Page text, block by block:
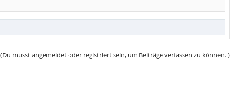
(Du musst angemeldet oder registriert sein, um Beiträge verfassen zu können. )